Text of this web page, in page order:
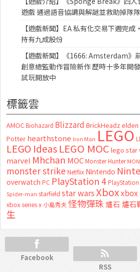
遊戲 通過語音協調與解謎並救助掉隊
【遊戲新聞】EA 私有化交易下週完成
持有九成股份
【遊戲新聞】《1666: Amsterdam》
創意總監動作冒險新作 歷時十多年開
試玩開放中
標籤雲
AMOC Biohazard Blizzard BrickHeadz elden
Potter hearthstone Iron Man LEGO
LEGO Ideas LEGO MOC lego star
marvel Mhchan MOC Monster Hunter
monster strike Netflix Nintendo
overwatch PC PlayStation 4 PlayStation
Spider-man starfield star wars Xboxxbox
xbox series x 小島秀夫怪物彈珠 爐石 爐石
生
Facebook
RSS